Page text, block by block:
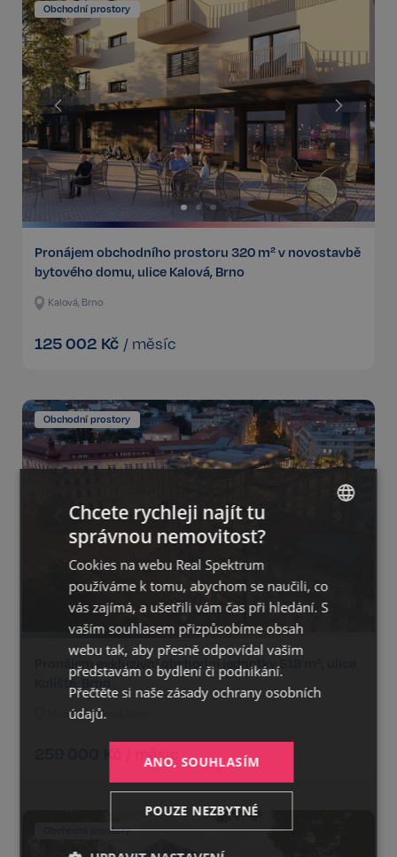
Obchodní prostory
Pronájem obchodního prostoru 320 m² v novostavbě
bytového domu, ulice Kalová, Brno
Kalová, Brno
125 002 Kč / měsíc
Obchodní prostory
Pronájem exkluzivní obchodní jednotky 518 m², ulice
Koliště, Brno
Milady Horákové, Brno
měsíc
Obchodní prostory
Chcete rychleji najít tu
správnou nemovitost?
Cookies na webu Real Spektrum
používáme k tomu, abychom se naučili, co
vás zajímá, a ušetřili vám čas při hledání. S
vaším souhlasem přizpůsobíme obsah
webu tak, aby přesně odpovídal vašim
představám o bydlení či podnikání.
Přečtěte si naše zásady ochrany osobních
údajů.
ANO, SOUHLASÍM
POUZE NEZBYTNÉ